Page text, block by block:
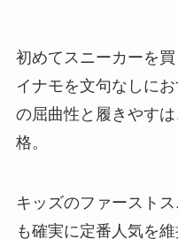
初めてスニーカーを
イナモを文句なしに
の屈曲性と履きやす
格。
キッズのファースト
も確実に定番人気を